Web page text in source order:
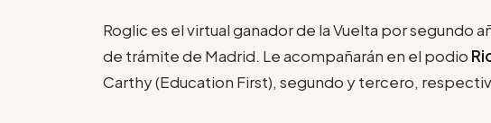
Roglic es el virtual ganador de la Vuelta por segundo
de trámite de Madrid. Le acompañarán en el podio
Carthy (Education First), segundo y tercero,